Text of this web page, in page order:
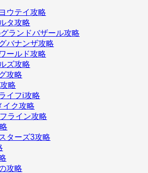
ウテイ攻略
タ攻略
ランドバザール攻略
バナンザ攻略
ールド攻略
ズ攻略
攻略
略
イフi攻略
イク攻略
ライン攻略
ターズ3攻略
攻略